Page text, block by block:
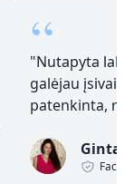
“
"Nutapyta
galėjau
patenkinta,